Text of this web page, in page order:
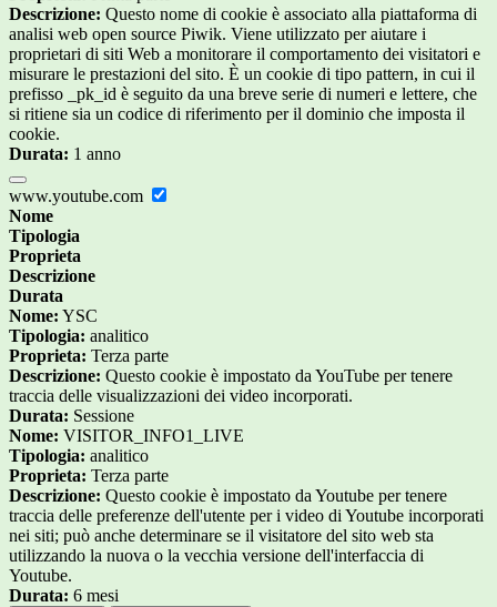
Descrizione: Questo nome di cookie è associato alla piattaforma di
analisi web open source Piwik. Viene utilizzato per aiutare i
proprietari di siti Web a monitorare il comportamento dei visitatori e
misurare le prestazioni del sito. È un cookie di tipo pattern, in cui il
prefisso _pk_id è seguito da una breve serie di numeri e lettere, che
si ritiene sia un codice di riferimento per il dominio che imposta il
cookie.
Durata: 1 anno
www.youtube.com
Nome
Tipologia
Proprieta
Descrizione
Durata
Nome: YSC
Tipologia: analitico
Proprieta: Terza parte
Descrizione: Questo cookie è impostato da YouTube per tenere
traccia delle visualizzazioni dei video incorporati.
Durata: Sessione
Nome: VISITOR_INFO1_LIVE
Tipologia: analitico
Proprieta: Terza parte
Descrizione: Questo cookie è impostato da Youtube per tenere
traccia delle preferenze dell'utente per i video di Youtube incorporati
nei siti; può anche determinare se il visitatore del sito web sta
utilizzando la nuova o la vecchia versione dell'interfaccia di
Youtube.
Durata: 6 mesi